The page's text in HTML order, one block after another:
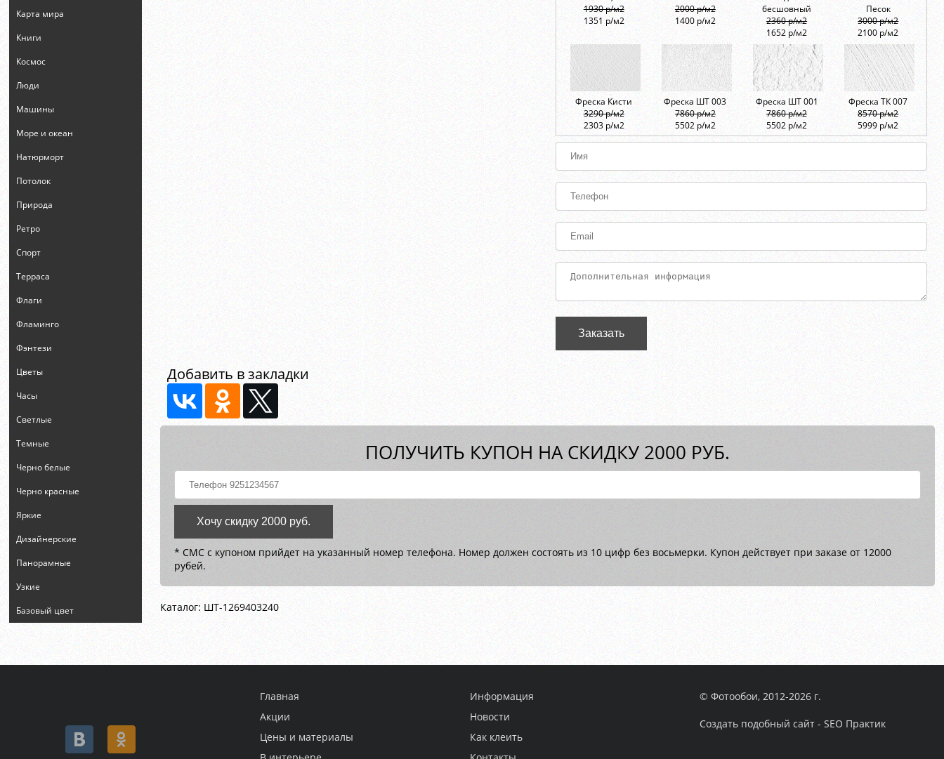
Карта мира
Книги
Космос
Люди
Машины
Море и океан
Натюрморт
Потолок
Природа
Ретро
Спорт
Терраса
Флаги
Фламинго
Фэнтези
Цветы
Часы
Светлые
Темные
Черно белые
Черно красные
Яркие
Дизайнерские
Панорамные
Узкие
Базовый цвет
1930 р/м2
1351 р/м2
2000 р/м2
1400 р/м2
бесшовный
2360 р/м2
1652 р/м2
Песок
3000 р/м2
2100 р/м2
Фреска Кисти
3290 р/м2
2303 р/м2
Фреска ШТ 003
7860 р/м2
5502 р/м2
Фреска ШТ 001
7860 р/м2
5502 р/м2
Фреска ТК 007
8570 р/м2
5999 р/м2
Заказать
Добавить в закладки
ПОЛУЧИТЬ КУПОН НА СКИДКУ 2000 РУБ.
Хочу скидку 2000 руб.
* СМС с купоном прийдет на указанный номер телефона. Номер должен состоять из 10 цифр без восьмерки. Купон действует при заказе от 12000
рубей.
Каталог: ШТ-1269403240
Главная
Акции
Цены и материалы
Информация
Новости
Как клеить
© Фотообои, 2012-2026 г.
Создать подобный сайт - SEO Практик